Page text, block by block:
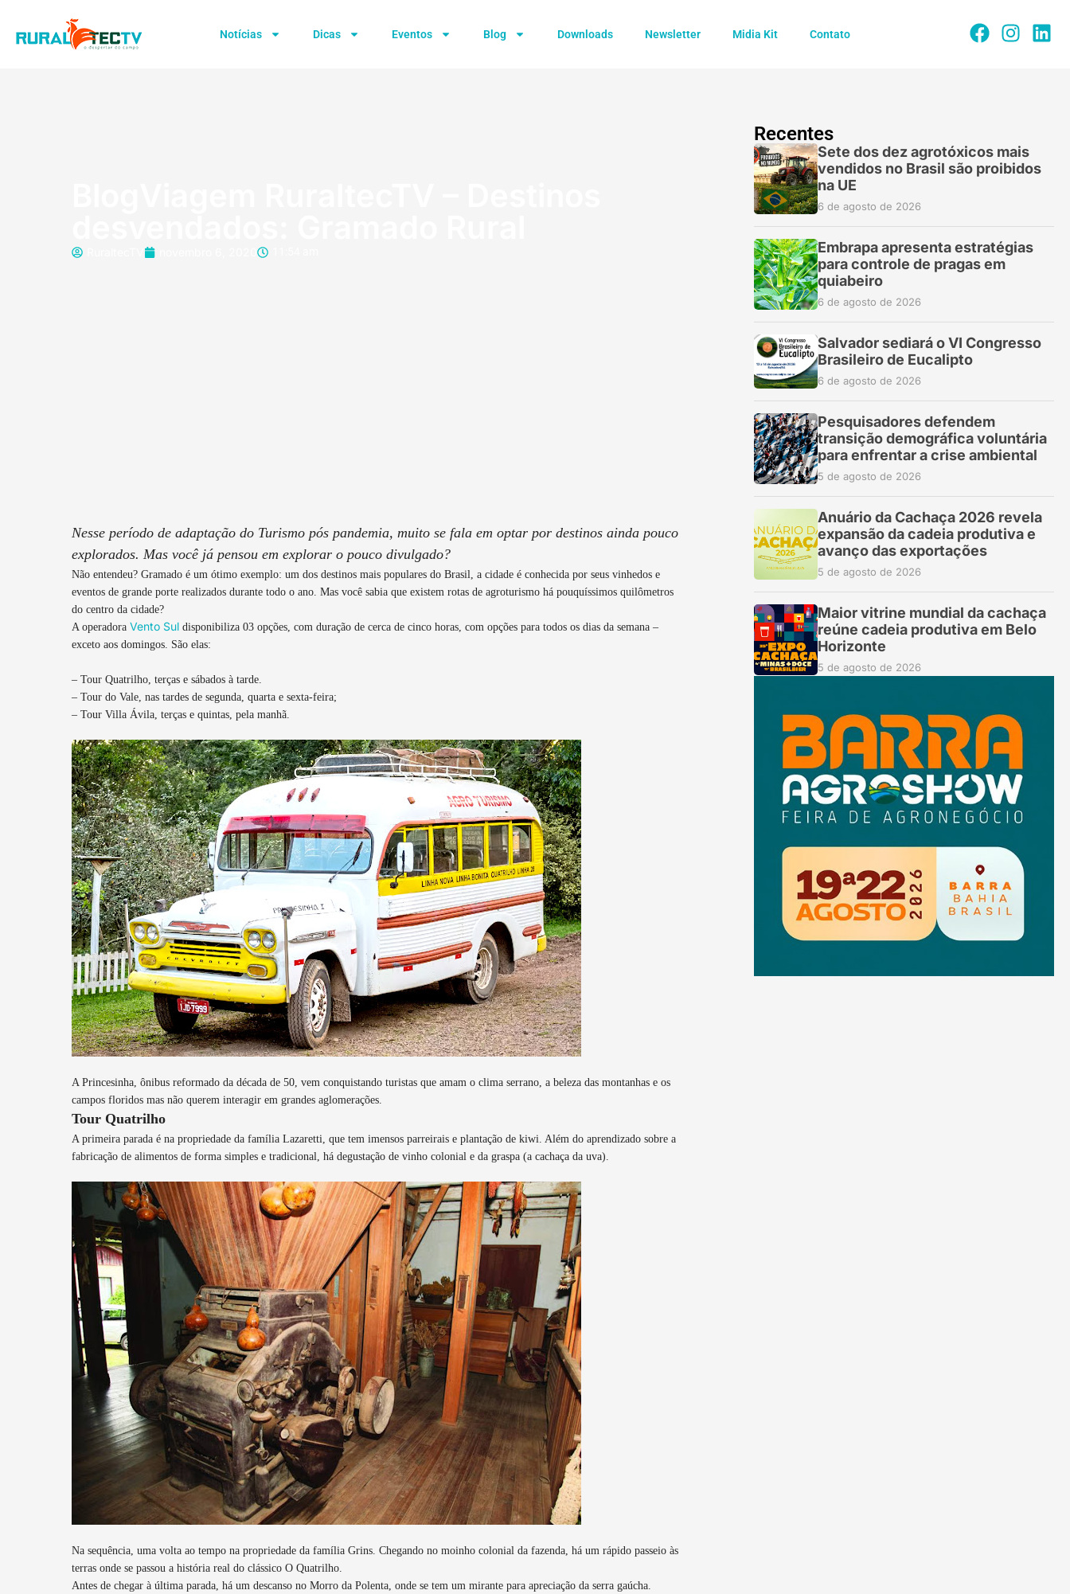
Notícias Dicas Eventos Blog Downloads Newsletter Midia Kit Contato
Nesse período de adaptação do Turismo pós pandemia, muito se fala em optar por destinos ainda pouco
explorados. Mas você já pensou em explorar o pouco divulgado?
Não entendeu? Gramado é um ótimo exemplo: um dos destinos mais populares do Brasil, a cidade é conhecida por seus vinhedos e
eventos de grande porte realizados durante todo o ano. Mas você sabia que existem rotas de agroturismo há pouquíssimos quilômetros
do centro da cidade?
A operadora Vento Sul disponibiliza 03 opções, com duração de cerca de cinco horas, com opções para todos os dias da semana –
exceto aos domingos. São elas:
– Tour Quatrilho, terças e sábados à tarde.
– Tour do Vale, nas tardes de segunda, quarta e sexta-feira;
– Tour Villa Ávila, terças e quintas, pela manhã.
A Princesinha, ônibus reformado da década de 50, vem conquistando turistas que amam o clima serrano, a beleza das montanhas e os
campos floridos mas não querem interagir em grandes aglomerações.
Tour Quatrilho
A primeira parada é na propriedade da família Lazaretti, que tem imensos parreirais e plantação de kiwi. Além do aprendizado sobre a
fabricação de alimentos de forma simples e tradicional, há degustação de vinho colonial e da graspa (a cachaça da uva).
Na sequência, uma volta ao tempo na propriedade da família Grins. Chegando no moinho colonial da fazenda, há um rápido passeio às
terras onde se passou a história real do clássico O Quatrilho.
Antes de chegar à última parada, há um descanso no Morro da Polenta, onde se tem um mirante para apreciação da serra gaúcha.
Recentes
Sete dos dez agrotóxicos mais
vendidos no Brasil são proibidos
na UE
6 de agosto de 2026
Embrapa apresenta estratégias
para controle de pragas em
quiabeiro
6 de agosto de 2026
Salvador sediará o VI Congresso
Brasileiro de Eucalipto
6 de agosto de 2026
Pesquisadores defendem
transição demográfica voluntária
para enfrentar a crise ambiental
5 de agosto de 2026
Anuário da Cachaça 2026 revela
expansão da cadeia produtiva e
avanço das exportações
5 de agosto de 2026
Maior vitrine mundial da cachaça
reúne cadeia produtiva em Belo
Horizonte
5 de agosto de 2026